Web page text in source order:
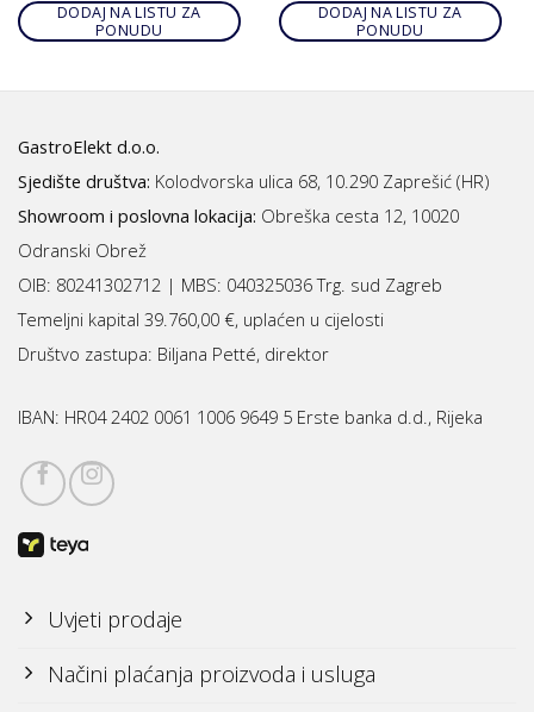
DODAJ NA LISTU ZA
PONUDU
DODAJ NA LISTU ZA
PONUDU
GastroElekt d.o.o.
Sjedište društva: Kolodvorska ulica 68, 10.290 Zaprešić (HR)
Showroom i poslovna lokacija: Obreška cesta 12, 10020
Odranski Obrež
OIB: 80241302712 | MBS: 040325036 Trg. sud Zagreb
Temeljni kapital 39.760,00 €, uplaćen u cijelosti
Društvo zastupa: Biljana Petté, direktor
IBAN: HR04 2402 0061 1006 9649 5 Erste banka d.d., Rijeka
Uvjeti prodaje
Načini plaćanja proizvoda i usluga